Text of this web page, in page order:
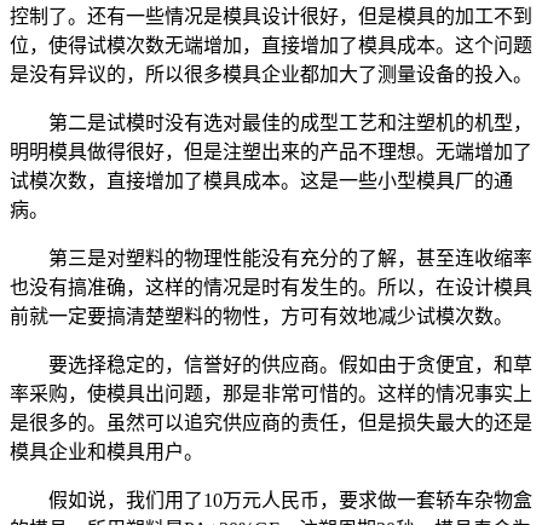
控制了。还有一些情况是模具设计很好，但是模具的加工不到
位，使得试模次数无端增加，直接增加了模具成本。这个问题
是没有异议的，所以很多模具企业都加大了测量设备的投入。
第二是试模时没有选对最佳的成型工艺和注塑机的机型，
明明模具做得很好，但是注塑出来的产品不理想。无端增加了
试模次数，直接增加了模具成本。这是一些小型模具厂的通
病。
第三是对塑料的物理性能没有充分的了解，甚至连收缩率
也没有搞准确，这样的情况是时有发生的。所以，在设计模具
前就一定要搞清楚塑料的物性，方可有效地减少试模次数。
要选择稳定的，信誉好的供应商。假如由于贪便宜，和草
率采购，使模具出问题，那是非常可惜的。这样的情况事实上
是很多的。虽然可以追究供应商的责任，但是损失最大的还是
模具企业和模具用户。
假如说，我们用了10万元人民币，要求做一套轿车杂物盒